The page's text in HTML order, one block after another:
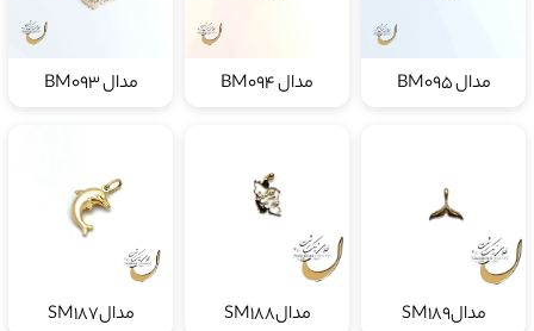
مدالSM189 مدالSM188 مدالSM187